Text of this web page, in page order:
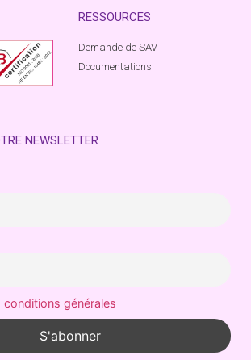
RESSOURCES
Demande de SAV
Documentations
NEWSLETTER
générales